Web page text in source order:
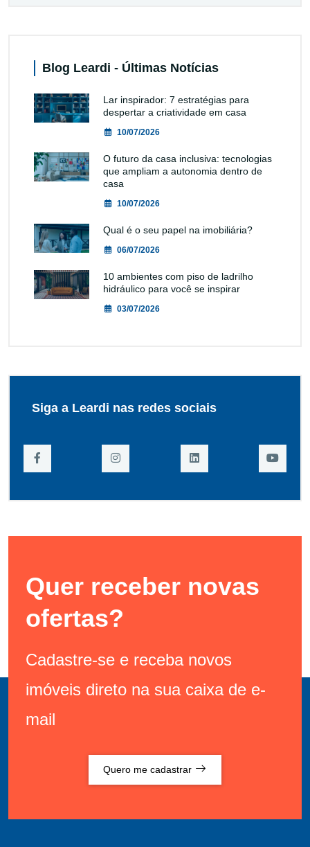
Blog Leardi - Últimas Notícias
Lar inspirador: 7 estratégias para
despertar a criatividade em casa
10/07/2026
O futuro da casa inclusiva: tecnologias
que ampliam a autonomia dentro de
casa
10/07/2026
Qual é o seu papel na imobiliária?
06/07/2026
10 ambientes com piso de ladrilho
hidráulico para você se inspirar
03/07/2026
Siga a Leardi nas redes sociais
Quer receber novas
ofertas?
Cadastre-se e receba novos
imóveis direto na sua caixa de e-
mail
Quero me cadastrar